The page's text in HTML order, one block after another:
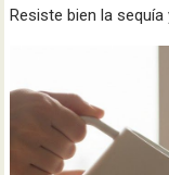
Resiste bien la sequía